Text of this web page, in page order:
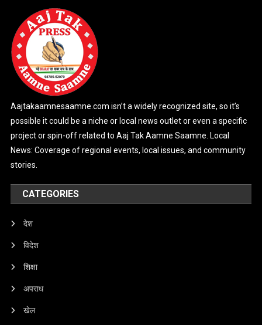
Aajtakaamnesaamne.com isn’t a widely recognized site, so it’s
possible it could be a niche or local news outlet or even a specific
project or spin-off related to Aaj Tak Aamne Saamne. Local
News: Coverage of regional events, local issues, and community
stories.
CATEGORIES
देश
विदेश
शिक्षा
अपराध
खेल